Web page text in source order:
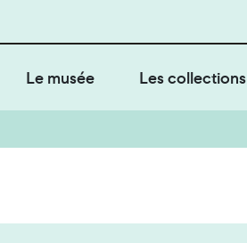
Le musée Les collections